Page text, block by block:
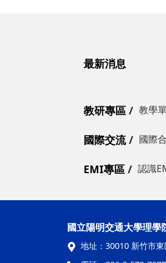
最新消息
教研專區 教學
國際交流 國際
EMI專區 認識
國立陽
地址： 30010 新